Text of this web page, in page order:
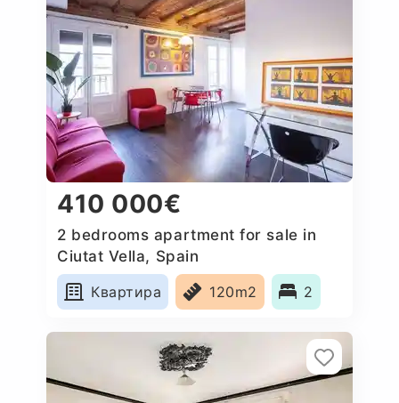
410 000€
2 bedrooms apartment for sale in
Ciutat Vella, Spain
Квартира
120m2 2